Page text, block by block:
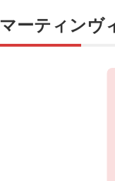
ーティンヴ